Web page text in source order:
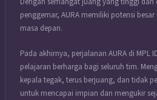
penggemar, AURA memiliki potensi
masa depan.
Pada akhirnya, perjalanan AURA di MPL
pelajaran berharga bagi seluruh tim.
kepala tegak, terus berjuang, dan tidak
untuk mencapai impian dan mengukir